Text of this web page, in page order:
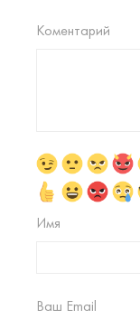
Коментарий
Имя
Ваш Email